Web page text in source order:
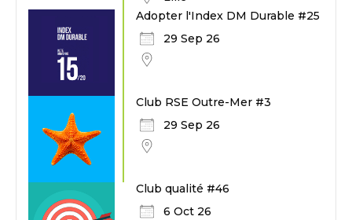
Adopter l'Index DM Durable #25
29 Sep 26
Club RSE Outre-Mer #3
29 Sep 26
Club qualité #46
6 Oct 26